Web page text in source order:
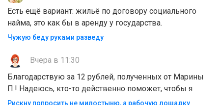
Есть ещё вариант: жильё по договору социального
найма, это как бы в аренду у государства.
Чужую беду руками разведу
Вчера в 11:30
Благодарствую за 12 рублей, полученных от Марины
П.! Надеюсь, кто-то действенно поможет, чтобы я
Рискну попросить не милостыню, а рабочую лошадку